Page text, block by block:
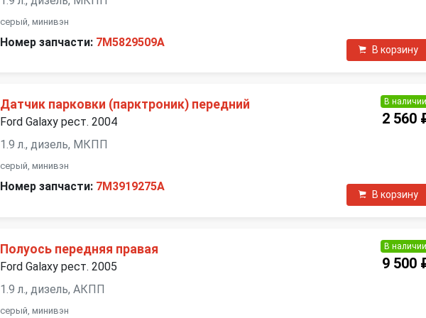
серый, минивэн
Номер запчасти: 7M5829509A
В корзину
Датчик парковки (парктроник) передний
Ford Galaxy рест. 2004
1.9 л., дизель, МКПП
серый, минивэн
Номер запчасти: 7M3919275A
В наличии
2 560
В корзину
Полуось передняя правая
Ford Galaxy рест. 2005
1.9 л., дизель, АКПП
серый, минивэн
В наличии
9 500